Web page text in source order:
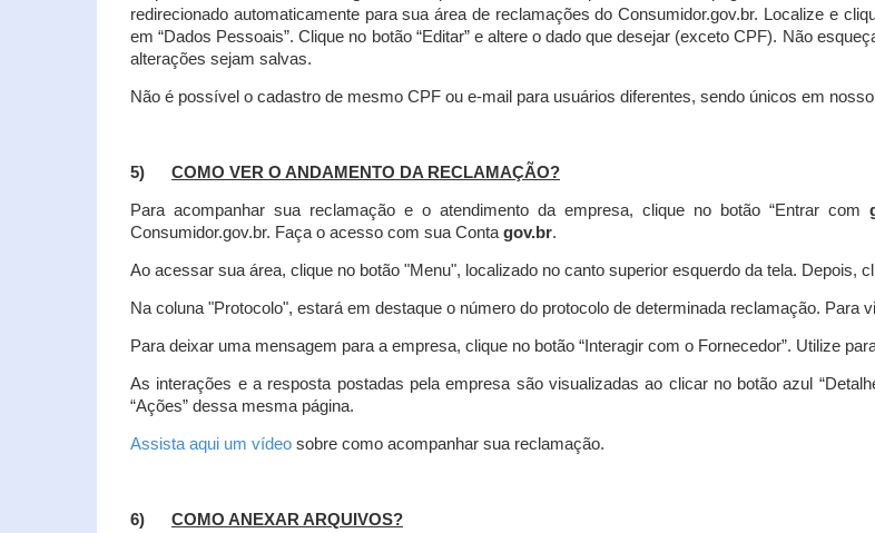
redirecionado automaticamente para sua área de reclamações do Consumidor.gov.br. Localize e
em “Dados Pessoais”.Clique no botão “Editar” e altere o dado que desejar (exceto CPF). Não
alterações sejam salvas.
Não é possível o cadastro de mesmo CPF ou e-mail para usuários diferentes, sendo únicos em
5) COMO VER O ANDAMENTO DA RECLAMAÇÃO?
Para acompanhar sua reclamação e o atendimento da empresa, clique no botão “Entrar com
Consumidor.gov.br. Faça o acesso com sua Conta gov.br.
Ao acessar sua área, clique no botão "Menu", localizado no canto superior esquerdo da tela. Depois,
Na coluna "Protocolo", estará em destaque o número do protocolo de determinada reclamação. Para
Para deixar uma mensagem para a empresa, clique no botão “Interagir com o Fornecedor”. Utilize
As interações e a resposta postadas pela empresa são visualizadas ao clicar no botão azul
“Ações” dessa mesma página.
Assista aqui um vídeo sobre como acompanhar sua reclamação.
6) COMO ANEXAR ARQUIVOS?